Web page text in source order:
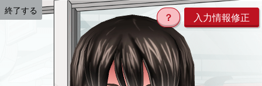
入力情報修正
？
終了する